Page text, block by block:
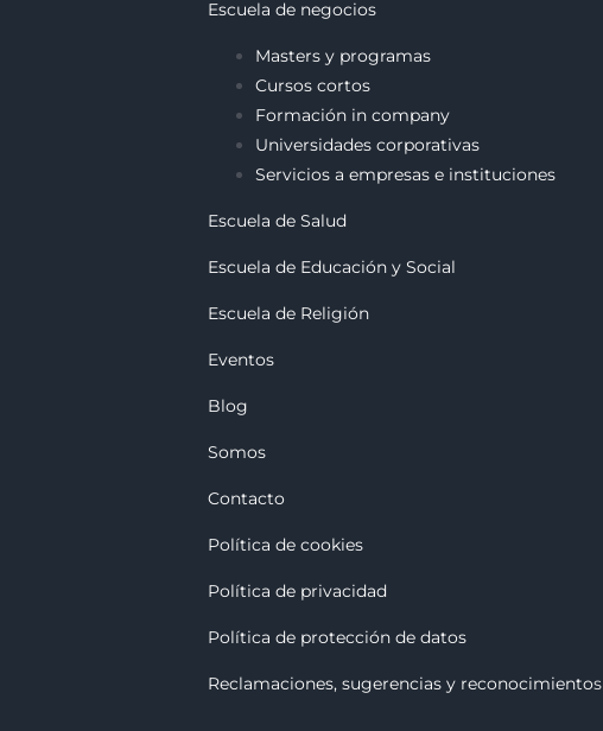
Escuela de negocios
Masters y programas
Cursos cortos
Formación in company
Universidades corporativas
Servicios a empresas e instituciones
Escuela de Salud
Escuela de Educación y Social
Escuela de Religión
Eventos
Blog
Somos
Contacto
Política de cookies
Política de privacidad
Política de protección de datos
Reclamaciones, sugerencias y reconocimientos